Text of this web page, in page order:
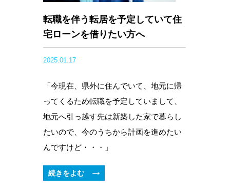
転職を伴う転居を予定していて住
宅ローンを借りたい方へ
2025.01.17
「今現在、県外に住んでいて、地元に帰
ってくるため転職を予定していまして、
地元へ引っ越す先は新築した家で暮らし
たいので、今のうちから計画を進めたい
んですけど・・・」
続きをよむ